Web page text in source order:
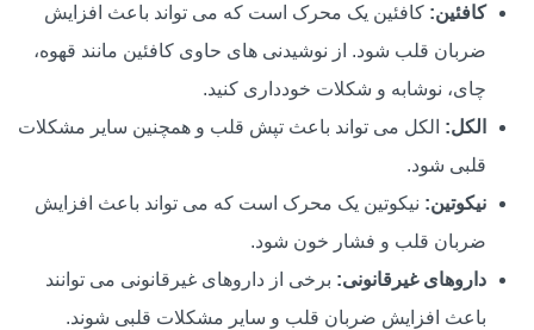
کافئین:کافئین یک محرک است که می تواند باعث افزایش
ضربان قلب شود. از نوشیدنی های حاوی کافئین مانند قهوه،
چای، نوشابه و شکلات خودداری کنید.
الکل:الکل می تواند باعث تپش قلب و همچنین سایر مشکلات
قلبی شود.
نیکوتین:نیکوتین یک محرک است که می تواند باعث افزایش
ضربان قلب و فشار خون شود.
داروهای غیرقانونی:برخی از داروهای غیرقانونی می توانند
باعث افزایش ضربان قلب و سایر مشکلات قلبی شوند.